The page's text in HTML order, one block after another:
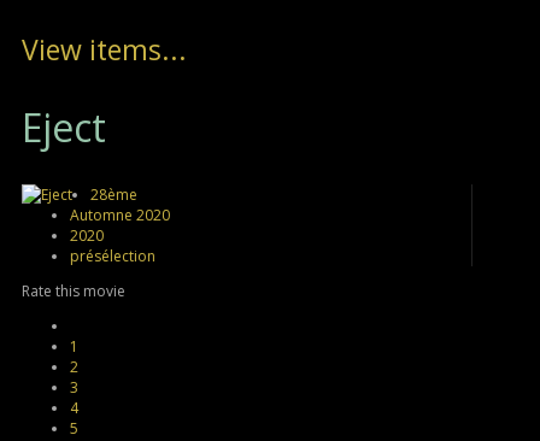
View items...
Eject
28ème
Automne 2020
2020
présélection
Rate this movie
1
2
3
4
5